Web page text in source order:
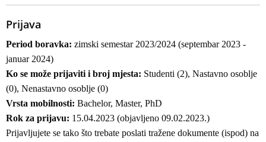
Prijava
Period boravka: zimski semestar 2023/2024 (septembar 2023 -
januar 2024)
Ko se može prijaviti i broj mjesta: Studenti (2), Nastavno osoblje
(0), Nenastavno osoblje (0)
Vrsta mobilnosti: Bachelor, Master, PhD
Rok za prijavu: 15.04.2023 (objavljeno 09.02.2023.)
Prijavljujete se tako što trebate poslati tražene dokumente (ispod) na